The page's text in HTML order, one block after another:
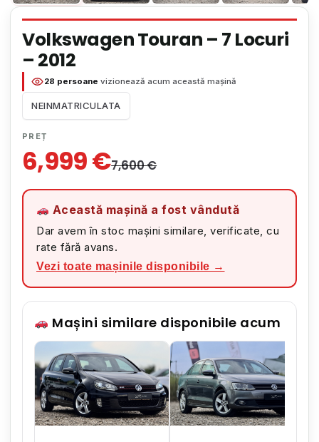
Volkswagen Touran – 7 Locuri
– 2012
28 persoane vizionează acum această mașină
NEINMATRICULATA
PREȚ
7,600€
6,999€
Această mașină a fost vândută
Dar avem în stoc mașini similare, verificate, cu
rate fără avans.
Vezi toate mașinile disponibile →
Mașini similare disponibile acum